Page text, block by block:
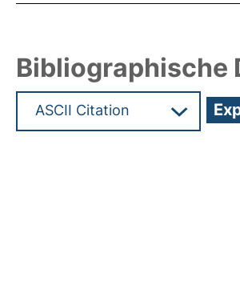
Bibliographische